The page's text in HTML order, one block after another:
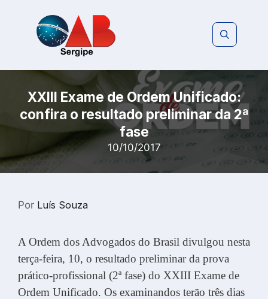
XXIII Exame de Ordem Unificado:
confira o resultado preliminar da 2ª
fase
10/10/2017
Por Luís Souza
A Ordem dos Advogados do Brasil divulgou nesta
terça-feira, 10, o resultado preliminar da prova
prático-profissional (2ª fase) do XXIII Exame de
Ordem Unificado. Os examinandos terão três dias